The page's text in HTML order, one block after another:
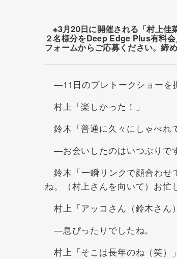
※3月20日に開催される「村上佳
２名様分をDeep Edge Plus有料
フォームからご応募ください。締
―11日のプレトークショーを
村上「楽しかった！」
鈴木「普通に久々にしゃべれ
―お会いしたのはいつぶりで
鈴木「一瞬リンクで顔合わせ
ね。（村上さんを向いて）お忙
村上「アッコさん（鈴木さん
―息ぴったりでしたね。
村上「そこは長年のね（笑）」